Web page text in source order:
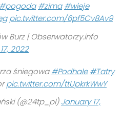
#pogoda #zima #wieje
pic.twitter.com/6pf5Cv8Av9
Burz | Obserwatorzy.info
2022
śniegowa#Podhale #Tatry
pic.twitter.com/ttUpkrkWwY
(@24tp_pl)January 17,